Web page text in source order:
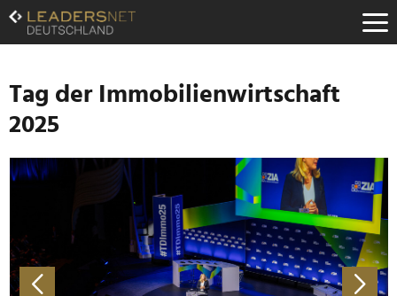
Zum
Inhalt
Zur
Navigation
Zur
Hauptnavigation
Tag der Immobilienwirtschaft
2025